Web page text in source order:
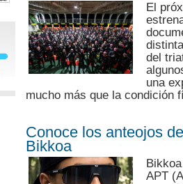
El
del
una
mucho más que la condición
Conoce los anteojos
Bikkoa
APT